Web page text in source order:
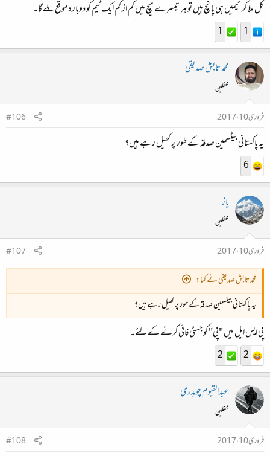
کل ملا کر ٹیمیں ہی پانچ ہیں تو ہر تیسرے میچ میں کم از کم ایک ٹیم کو دوبارہ موقع ملے گا۔
1
1
محمد تابش صدیقی
محفلین
فروری 10، 2017
#106
یہ پاکستانی بیٹسمین صدقہ کے طور پر کھیل رہے ہیں؟
6
یاز
محفلین
فروری 10، 2017
#107
محمد تابش صدیقی نے کہا:
یہ پاکستانی بیٹسمین صدقہ کے طور پر کھیل رہے ہیں؟
پی ایس ایل میں "پی" کو جسٹی فائی کرنے کے لئے۔
2
2
عبدالقیوم چوہدری
محفلین
فروری 10، 2017
#108